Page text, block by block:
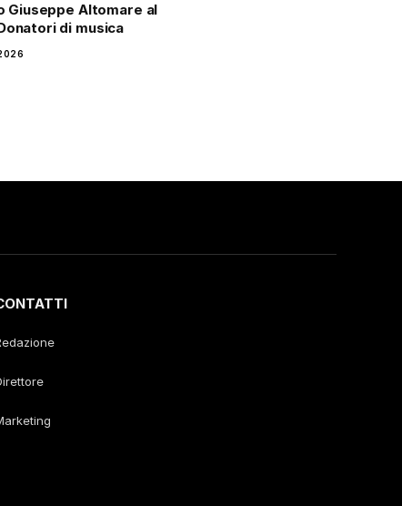
Giuseppe Altomare al
di musica